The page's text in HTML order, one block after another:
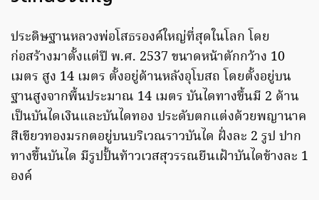
ประดิษฐานหลวงพ่อโสธรองค์ใหญ่ที่สุดในโลก โดย
ก่อสร้างมาตั้งแต่ปี พ.ศ. 2537 ขนาดหน้าตักกว้าง 10
เมตร สูง 14 เมตร ตั้งอยู่ด้านหลังอุโบสถ โดยตั้งอยู่บน
ฐานสูงจากพื้นประมาณ 14 เมตร บันไดทางขึ้นมี 2 ด้าน
เป็นบันไดเงินและบันไดทอง ประดับตกแต่งด้วยพญานาค
สีเขียวทองมรกตอยู่บนบริเวณราวบันได ฝั่งละ 2 รูป ปาก
ทางขึ้นบันได มีรูปปั้นท้าวเวสสุวรรณยืนเฝ้าบันไดข้างละ 1
องค์